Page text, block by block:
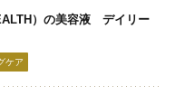
）の美容液 デイリー
ケア